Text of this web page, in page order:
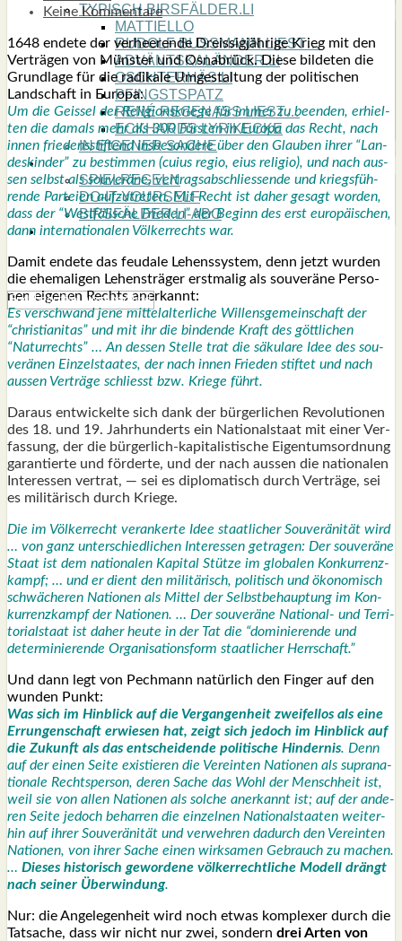
TYPISCH BIRSFÄLDER.LI
MATTIELLO
RUDOLF BUSS­MANN LIEST…
ADVÄNTSKALÄNDER.LI
OSCHTERHÄS.LI
PFINGST­SPATZ
RENÉ REGEN­ASS LIEST…
ECK­HARDS LYRIK­ECKE
IN EIGE­NER SACHE
SO GOOT’S
SPIEL­RE­GELN
DO-IT-YOUR­S­ELF
BIRSFÄLDER.LI-ABO
SHOUT­BOX
Keine Kommentare
1648 ende­te der ver­hee­ren­de Dreis­sig­jäh­ri­ge Krieg mit den
Ver­trä­gen von Müns­ter und Osna­brück. Die­se bil­de­ten die
Grund­la­ge für die radi­ka­le Umge­stal­tung der poli­ti­schen
Land­schaft in Euro­pa:
Um die Geis­sel der Reli­gi­ons­krie­ge für immer zu been­den, erhiel­
ten die damals mehr als 300 Fürs­ten in Euro­pa das Recht, nach
innen frie­dens­stif­tend ins­be­son­de­re über den Glau­ben ihrer “Lan­
des­kin­der” zu bestim­men (cui­us regio, eius reli­gio), und nach aus­
sen selbst als sou­ve­rä­ne, ver­trags­ab­schlies­sen­de und kriegs­füh­
ren­de Par­tei­en auf­zu­tre­ten. Mit Recht ist daher gesagt wor­den,
dass der “West­fä­li­sche Frie­den” der Beginn des erst euro­päi­schen,
dann inter­na­tio­na­len Völ­ker­rechts war.
Damit ende­te das feu­da­le Lehens­sys­tem, denn jetzt wur­den
die ehe­ma­li­gen Lehen­s­trä­ger erst­ma­lig als sou­ve­rä­ne Per­so­
nen eige­nen Rechts aner­kannt:
Es ver­schwand jene mit­tel­al­ter­li­che Wil­lens­ge­mein­schaft der
“chris­tia­ni­tas” und mit ihr die bin­den­de Kraft des gött­li­chen
“Natur­rechts” … An des­sen Stel­le trat die säku­la­re Idee des sou­
ve­rä­nen Ein­zel­staa­tes, der nach innen Frie­den stif­tet und nach
aus­sen Ver­trä­ge schliesst bzw. Krie­ge führt.
Dar­aus ent­wi­ckel­te sich dank der bür­ger­li­chen Revo­lu­tio­nen
des 18. und 19. Jahr­hun­derts ein Natio­nal­staat mit einer Ver­
fas­sung, der die bür­ger­lich-kapi­ta­lis­ti­sche Eigen­tums­ord­nung
garan­tier­te und för­der­te, und der nach aus­sen die natio­na­len
Inter­es­sen ver­trat, — sei es diplo­ma­tisch durch Ver­trä­ge, sei
es mili­tä­risch durch Krie­ge.
Die im Völ­ker­recht ver­an­ker­te Idee staat­li­cher Sou­ve­rä­ni­tät wird
… von ganz unter­schied­li­chen Inter­es­sen getra­gen: Der sou­ve­rä­ne
Staat ist dem natio­na­len Kapi­tal Stüt­ze im glo­ba­len Kon­kur­renz­
kampf; … und er dient den mili­tä­risch, poli­tisch und öko­no­misch
schwä­che­ren Natio­nen als Mit­tel der Selbst­be­haup­tung im Kon­
kur­renz­kampf der Natio­nen. … Der sou­ve­rä­ne Natio­nal- und Ter­ri­
to­ri­al­staat ist daher heu­te in der Tat die “domi­nie­ren­de und
deter­mi­nie­ren­de Orga­ni­sa­ti­ons­form staat­li­cher Herr­schaft.”
Und dann legt von Pech­mann natür­lich den Fin­ger auf den
wun­den Punkt:
Was sich im Hin­blick auf die Ver­gan­gen­heit zwei­fel­los als eine
Errun­gen­schaft erwie­sen hat, zeigt sich jedoch im Hin­blick auf
die Zukunft als das ent­schei­den­de poli­ti­sche Hin­der­nis. Denn
auf der einen Sei­te exis­tie­ren die Ver­ein­ten Natio­nen als supra­na­
tio­na­le Rechts­per­son, deren Sache das Wohl der Mensch­heit ist,
weil sie von allen Natio­nen als sol­che aner­kannt ist; auf der ande­
ren Sei­te jedoch behar­ren die ein­zel­nen Natio­nal­staa­ten wei­ter­
hin auf ihrer Sou­ve­rä­ni­tät und ver­weh­ren dadurch den Ver­ein­ten
Natio­nen, von ihrer Sache einen wirk­sa­men Gebrauch zu machen.
… Die­ses his­to­risch gewor­de­ne völ­ker­recht­li­che Modell drängt
nach sei­ner Über­win­dung.
Nur: die Ange­le­gen­heit wird noch etwas kom­ple­xer durch die
Tat­sa­che, dass wir nicht nur zwei, son­dern drei Arten von